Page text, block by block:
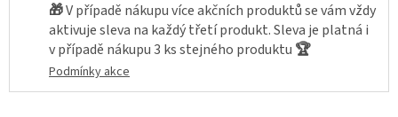
🎁V případě nákupu více akčních produktů se vám vždy
aktivuje sleva na každý třetí produkt. Sleva je platná i
v případě nákupu 3 ks stejného produktu 🏆
Podmínky akce